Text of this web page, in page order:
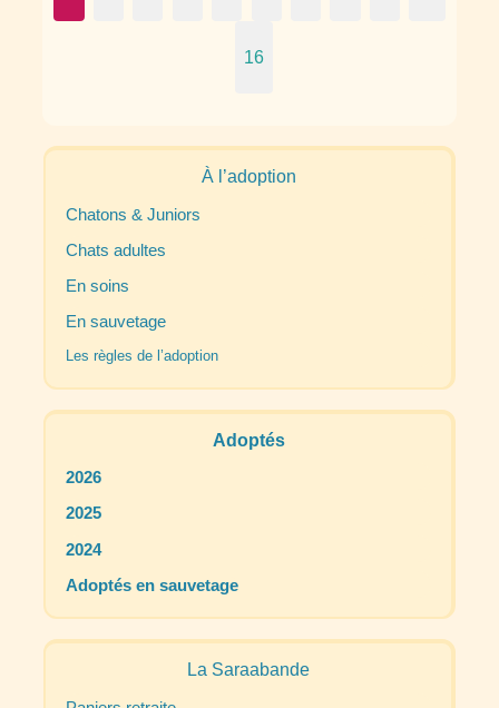
16
À l’adoption
Chatons & Juniors
Chats adultes
En soins
En sauvetage
Les règles de l’adoption
Adoptés
2026
2025
2024
Adoptés en sauvetage
La Saraabande